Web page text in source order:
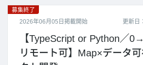
更新日
募集終了
2026年06月05日掲載開始
【TypeScript or Python／
リモート可】Map×データ